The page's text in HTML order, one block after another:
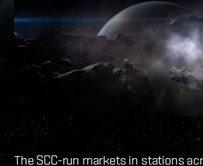
The SCC-run markets in stations